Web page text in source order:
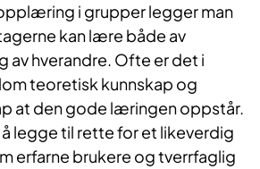
i grupper legger man
kan lære både av
av hverandre. Ofte er det i
teoretisk kunnskap og
at den gode læringen oppstår.
legge til rette for et likeverdig
erfarne brukere og tverrfaglig